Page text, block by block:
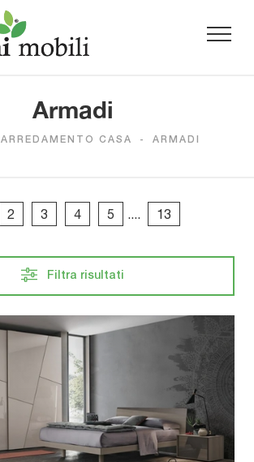
Armadi
ARREDAMENTO CASA - ARMADI
2 3 4 5 .... 13
Filtra risultati